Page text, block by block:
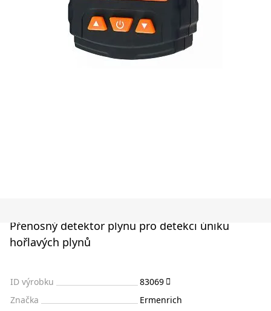
Přenosný detektor plynu pro detekci úniku
hořlavých plynů
ID výrobku
83069
Značka
Ermenrich